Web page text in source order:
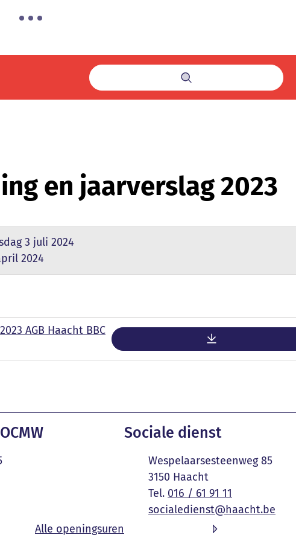
Zoek tonen /
en jaarverslag 2023
3 juli 2024
2024
AGB Haacht BBC
Alle openingsuren Onthaal gemeente & OCMW
Sociale dienst
AdresWespelaarsesteenweg 85
,3150 Haacht
016 / 61 91 11
E-mailsocialedienst@haacht.be